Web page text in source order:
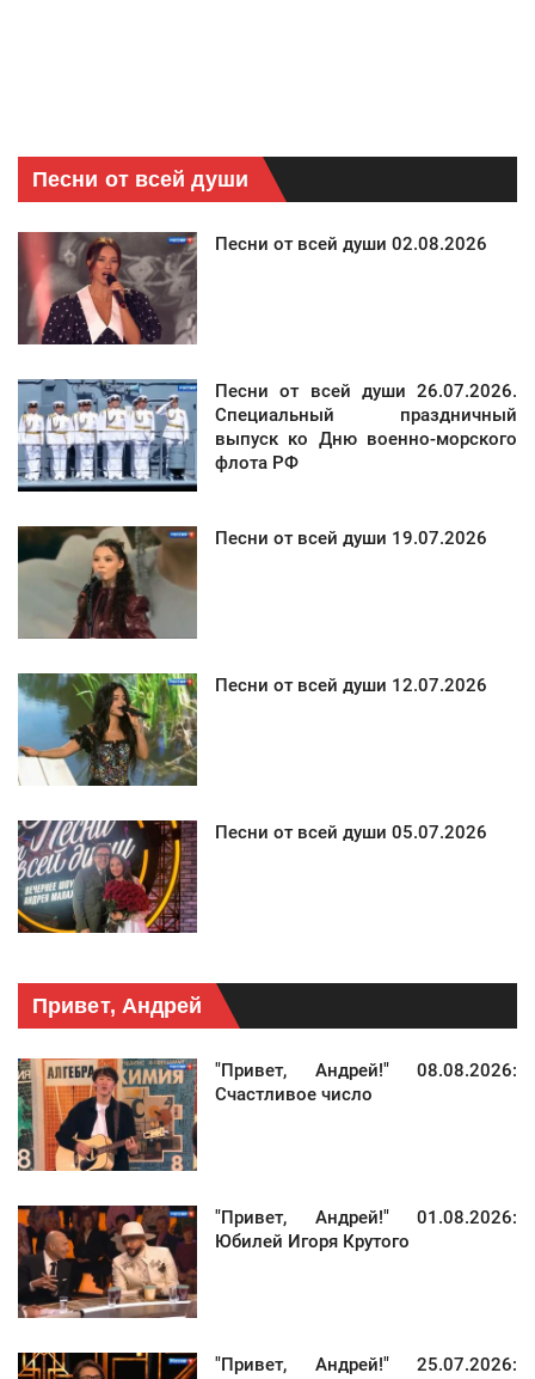
Песни от всей души
Песни от всей души 02.08.2026
Песни от всей души 26.07.2026.
Специальный праздничный
выпуск ко Дню военно-морского
флота РФ
Песни от всей души 19.07.2026
Песни от всей души 12.07.2026
Песни от всей души 05.07.2026
Привет, Андрей
"Привет, Андрей!" 08.08.2026:
Счастливое число
"Привет, Андрей!" 01.08.2026:
Юбилей Игоря Крутого
"Привет, Андрей!" 25.07.2026: